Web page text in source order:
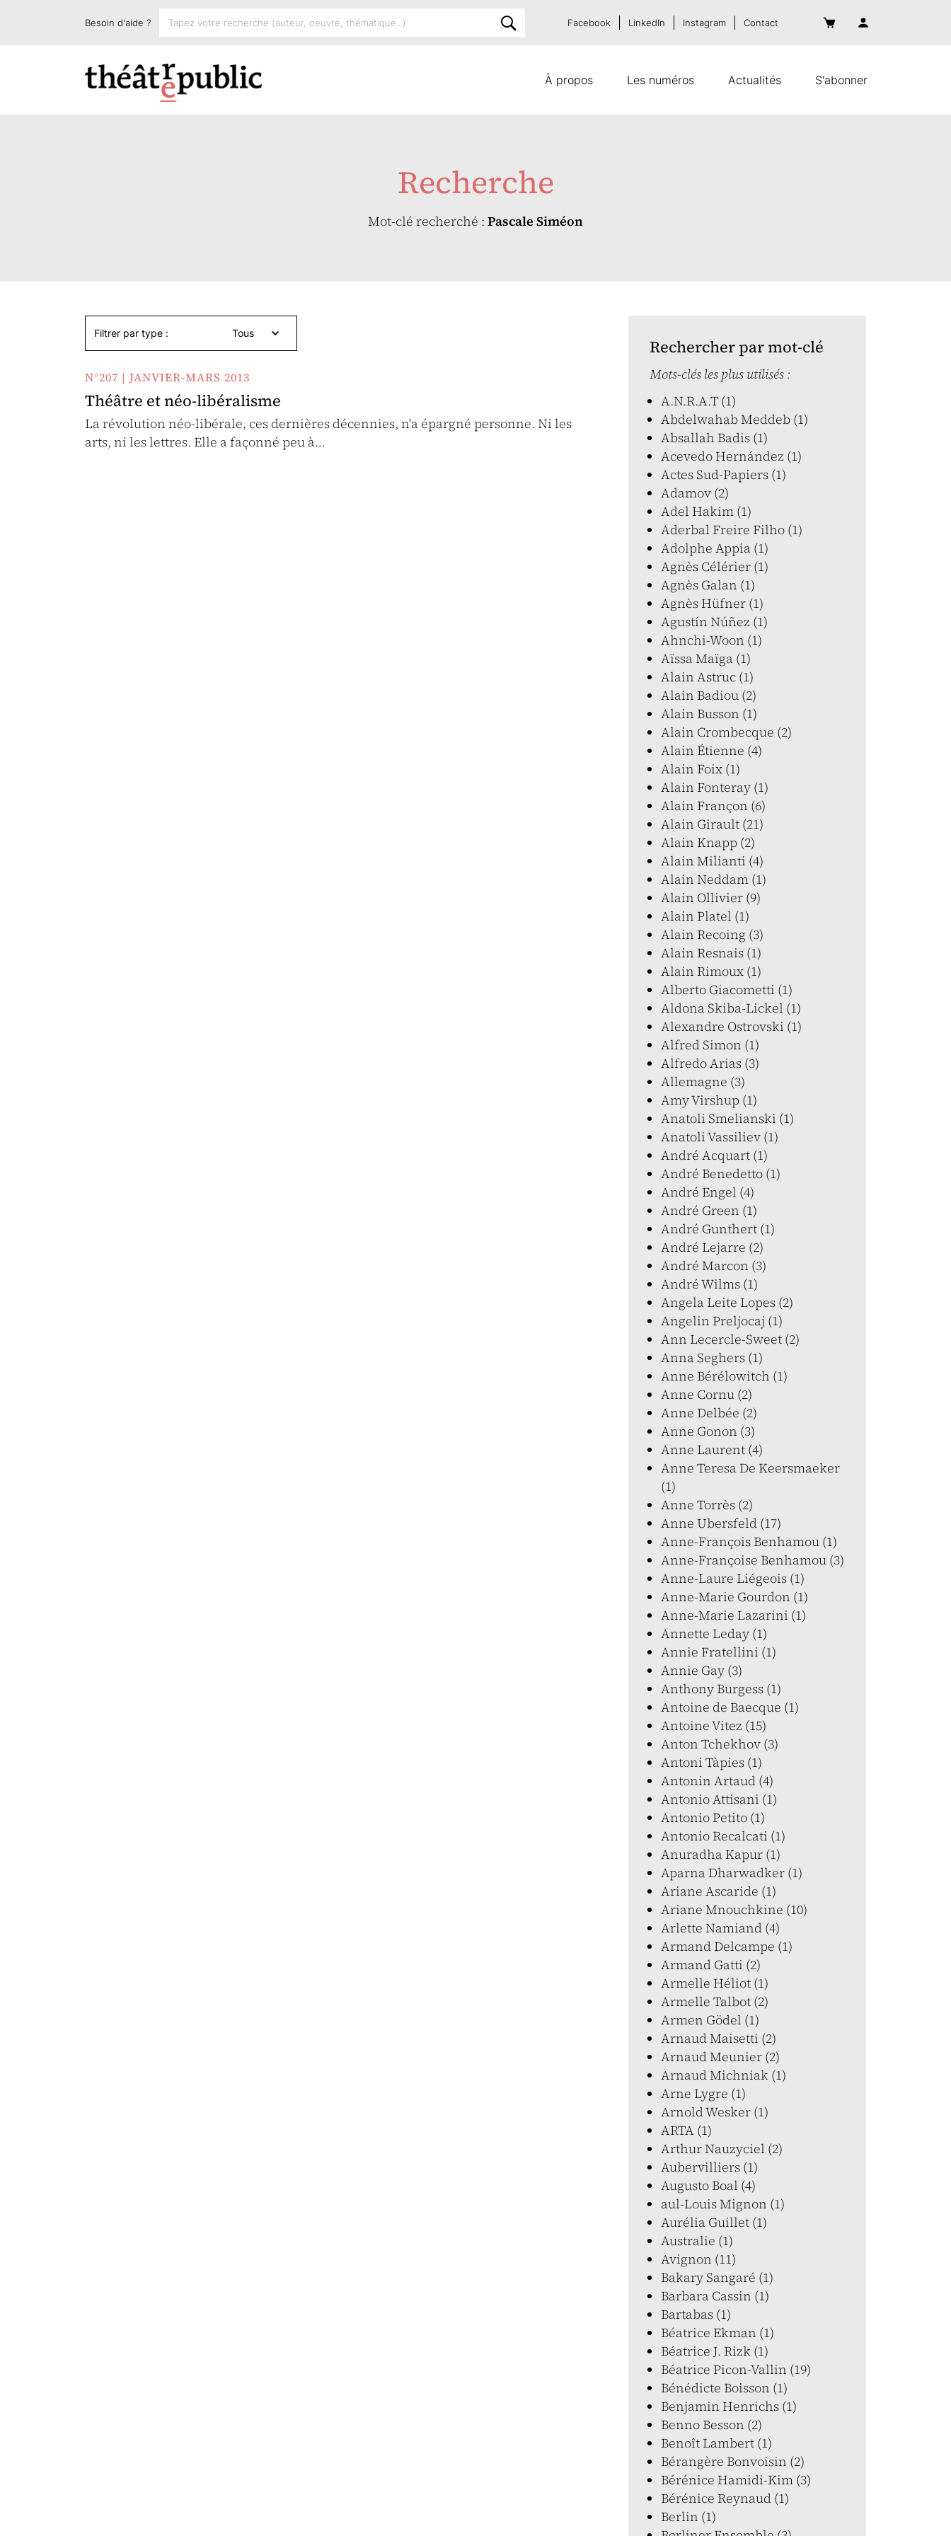
À propos Les numéros Actualités S'abonner
Besoin d'aide ? Facebook LinkedIn Instagram Contact
Recherche
Mot-clé recherché : Pascale Siméon
Filtrer par type : Tous
N°207 | JANVIER-MARS 2013
Théâtre et néo-libéralisme
La révolution néo-libérale, ces dernières décennies, n'a épargné personne. Ni les
arts, ni les lettres. Elle a façonné peu à…
Rechercher par mot-clé
Mots-clés les plus utilisés :
A.N.R.A.T (1)
Abdelwahab Meddeb (1)
Absallah Badis (1)
Acevedo Hernández (1)
Actes Sud-Papiers (1)
Adamov (2)
Adel Hakim (1)
Aderbal Freire Filho (1)
Adolphe Appia (1)
Agnès Célérier (1)
Agnès Galan (1)
Agnès Hüfner (1)
Agustín Núñez (1)
Ahnchi-Woon (1)
Aïssa Maïga (1)
Alain Astruc (1)
Alain Badiou (2)
Alain Busson (1)
Alain Crombecque (2)
Alain Étienne (4)
Alain Foix (1)
Alain Fonteray (1)
Alain Françon (6)
Alain Girault (21)
Alain Knapp (2)
Alain Milianti (4)
Alain Neddam (1)
Alain Ollivier (9)
Alain Platel (1)
Alain Recoing (3)
Alain Resnais (1)
Alain Rimoux (1)
Alberto Giacometti (1)
Aldona Skiba-Lickel (1)
Alexandre Ostrovski (1)
Alfred Simon (1)
Alfredo Arias (3)
Allemagne (3)
Amy Virshup (1)
Anatoli Smelianski (1)
Anatoli Vassiliev (1)
André Acquart (1)
André Benedetto (1)
André Engel (4)
André Green (1)
André Gunthert (1)
André Lejarre (2)
André Marcon (3)
André Wilms (1)
Angela Leite Lopes (2)
Angelin Preljocaj (1)
Ann Lecercle-Sweet (2)
Anna Seghers (1)
Anne Bérélowitch (1)
Anne Cornu (2)
Anne Delbée (2)
Anne Gonon (3)
Anne Laurent (4)
Anne Teresa De Keersmaeker
(1)
Anne Torrès (2)
Anne Ubersfeld (17)
Anne-François Benhamou (1)
Anne-Françoise Benhamou (3)
Anne-Laure Liégeois (1)
Anne-Marie Gourdon (1)
Anne-Marie Lazarini (1)
Annette Leday (1)
Annie Fratellini (1)
Annie Gay (3)
Anthony Burgess (1)
Antoine de Baecque (1)
Antoine Vitez (15)
Anton Tchekhov (3)
Antoni Tàpies (1)
Antonin Artaud (4)
Antonio Attisani (1)
Antonio Petito (1)
Antonio Recalcati (1)
Anuradha Kapur (1)
Aparna Dharwadker (1)
Ariane Ascaride (1)
Ariane Mnouchkine (10)
Arlette Namiand (4)
Armand Delcampe (1)
Armand Gatti (2)
Armelle Héliot (1)
Armelle Talbot (2)
Armen Gödel (1)
Arnaud Maisetti (2)
Arnaud Meunier (2)
Arnaud Michniak (1)
Arne Lygre (1)
Arnold Wesker (1)
ARTA (1)
Arthur Nauzyciel (2)
Aubervilliers (1)
Augusto Boal (4)
aul-Louis Mignon (1)
Aurélia Guillet (1)
Australie (1)
Avignon (11)
Bakary Sangaré (1)
Barbara Cassin (1)
Bartabas (1)
Béatrice Ekman (1)
Béatrice J. Rizk (1)
Béatrice Picon-Vallin (19)
Bénédicte Boisson (1)
Benjamin Henrichs (1)
Benno Besson (2)
Benoît Lambert (1)
Bérangère Bonvoisin (2)
Bérénice Hamidi-Kim (3)
Bérénice Reynaud (1)
Berlin (1)